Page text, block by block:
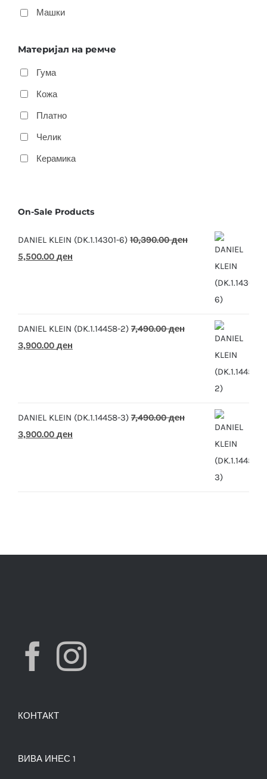
Машки
Материјал на ремче
Гума
Кожа
Платно
Челик
Керамика
On-Sale Products
DANIEL KLEIN (DK.1.14301-6) 10,390.00ден
Original
5,500.00 ден
DANIEL KLEIN (DK.1.14458-2) 7,490.00ден
Original
3,900.00 ден
DANIEL KLEIN (DK.1.14458-3) 7,490.00ден
Original
3,900.00 ден
КОНТАКТ
ВИВА ИНЕС 1